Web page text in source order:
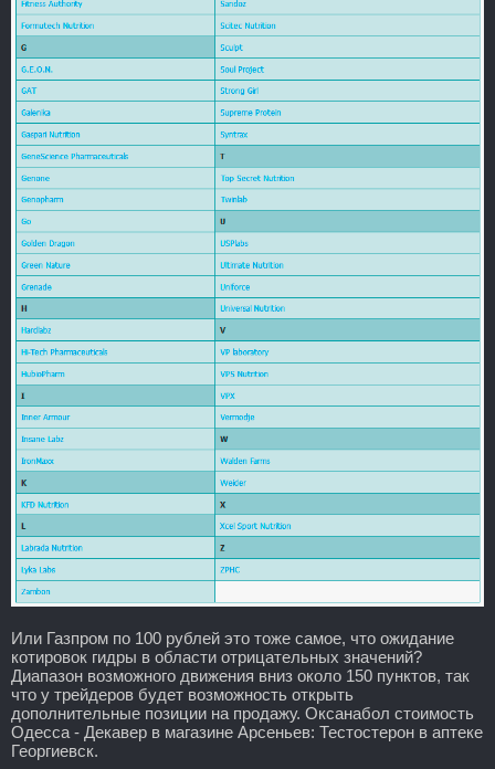
Или Газпром по 100 рублей это тоже самое, что ожидание
котировок гидры в области отрицательных значений?
Диапазон возможного движения вниз около 150 пунктов, так
что у трейдеров будет возможность открыть
дополнительные позиции на продажу. Оксанабол стоимость
Одесса - Декавер в магазине Арсеньев: Тестостерон в аптеке
Георгиевск.